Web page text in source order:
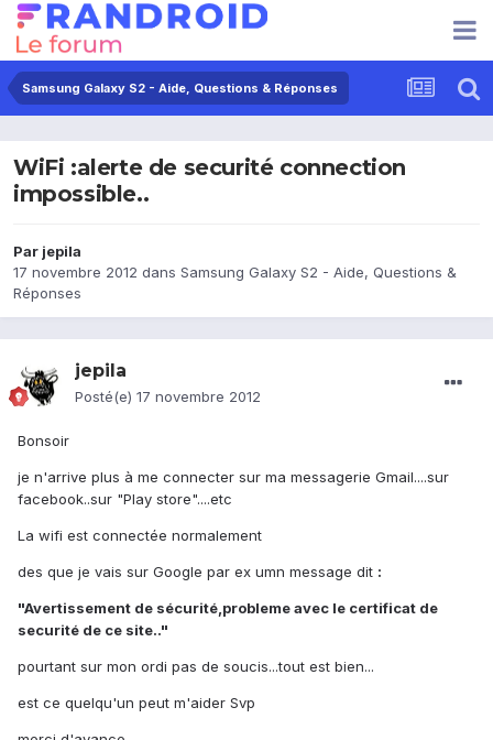
Samsung Galaxy S2 - Aide, Questions & Réponses
WiFi :alerte de securité connection
impossible..
Par jepila
17 novembre 2012 dans Samsung Galaxy S2 - Aide, Questions &
Réponses
jepila
Posté(e) 17 novembre 2012
Bonsoir
je n'arrive plus à me connecter sur ma messagerie Gmail....sur
facebook..sur "Play store"....etc
La wifi est connectée normalement
des que je vais sur Google par ex umn message dit :
"Avertissement de sécurité,probleme avec le certificat de
securité de ce site.."
pourtant sur mon ordi pas de soucis...tout est bien...
est ce quelqu'un peut m'aider Svp